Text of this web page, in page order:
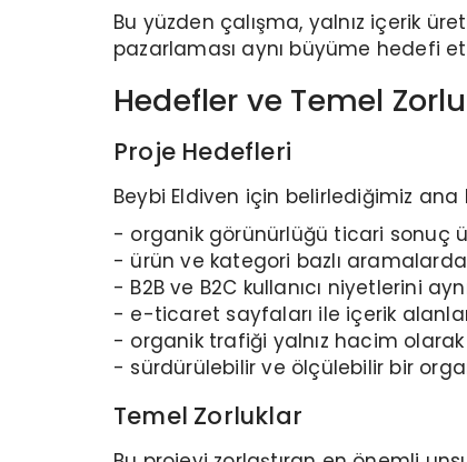
Bu yüzden çalışma, yalnız içerik
pazarlaması aynı büyüme hedefi
Hedefler ve Temel
Proje Hedefleri
Beybi Eldiven için belirlediğimiz ana
- organik görünürlüğü ticari sonuç
- ürün ve kategori bazlı
- B2B ve B2C kullanıcı niyetlerini
- e-ticaret sayfaları ile içerik
- organik trafiği yalnız hacim
- sürdürülebilir ve ölçülebilir bir
Temel Zorluklar